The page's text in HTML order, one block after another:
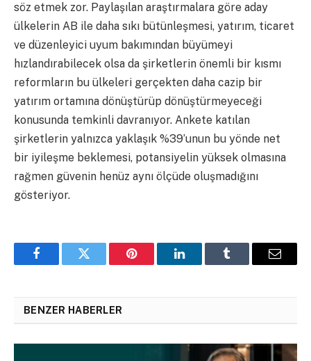
söz etmek zor. Paylaşılan araştırmalara göre aday
ülkelerin AB ile daha sıkı bütünleşmesi, yatırım, ticaret
ve düzenleyici uyum bakımından büyümeyi
hızlandırabilecek olsa da şirketlerin önemli bir kısmı
reformların bu ülkeleri gerçekten daha cazip bir
yatırım ortamına dönüştürüp dönüştürmeyeceği
konusunda temkinli davranıyor. Ankete katılan
şirketlerin yalnızca yaklaşık %39’unun bu yönde net
bir iyileşme beklemesi, potansiyelin yüksek olmasına
rağmen güvenin henüz aynı ölçüde oluşmadığını
gösteriyor.
FacebookTwitter Pinterest LinkedInTumblr Email
BENZER HABERLER